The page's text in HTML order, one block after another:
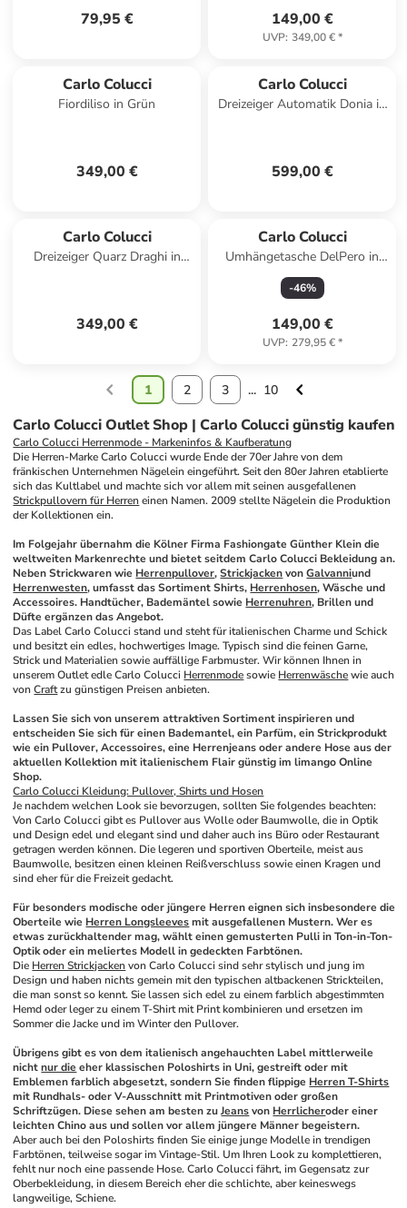
79,95 € 149,00 €
UVP: 349,00 €*
Carlo Colucci
Fiordiliso in Grün
349,00 €
Carlo Colucci
Dreizeiger Automatik Donia in
599,00 €
Carlo Colucci
Dreizeiger Quarz Draghi in
349,00 €
Carlo Colucci
Umhängetasche DelPero in
Schwarz / Creme
-46%
149,00 €
UVP: 279,95 €*
1 2 3 ... 10
Carlo Colucci Outlet Shop | Carlo Colucci günstig kaufen
Carlo Colucci Herrenmode - Markeninfos & Kaufberatung
Die Herren-Marke Carlo Colucci wurde Ende der 70er Jahre von dem
fränkischen Unternehmen Nägelein eingeführt. Seit den 80er Jahren etablierte
Strickpullovern für Herren einen Namen. 2009 stellte Nägelein die Produktion
der Kollektionen ein.
Im Folgejahr übernahm die Kölner Firma Fashiongate Günther Klein die
weltweiten Markenrechte und bietet seitdem Carlo Colucci Bekleidung an.
Neben Strickwaren wie Herrenpullover, Strickjacken von Galvanni
Herrenwesten, umfasst das Sortiment Shirts, Herrenhosen, Wäsche und
Accessoires. Handtücher, Bademäntel sowie Herrenuhren, Brillen und
Düfte ergänzen das Angebot.
Das Label Carlo Colucci stand und steht für italienischen Charme und Schick
und besitzt ein edles, hochwertiges Image. Typisch sind die feinen Garne,
Strick und Materialien sowie auffällige Farbmuster. Wir können Ihnen in
unserem Outlet edle Carlo Colucci Herrenmode sowie Herrenwäsche wie auch
von Craft zu günstigen Preisen anbieten.
Lassen Sie sich von unserem attraktiven Sortiment inspirieren und
entscheiden Sie sich für einen Bademantel, ein Parfüm, ein Strickprodukt
wie ein Pullover, Accessoires, eine Herrenjeans oder andere Hose aus der
aktuellen Kollektion mit italienischem Flair günstig im limango Online
Shop.
Carlo Colucci Kleidung: Pullover, Shirts und Hosen
Je nachdem welchen Look sie bevorzugen, sollten Sie folgendes beachten:
Von Carlo Colucci gibt es Pullover aus Wolle oder Baumwolle, die in Optik
und Design edel und elegant sind und daher auch ins Büro oder Restaurant
getragen werden können. Die legeren und sportiven Oberteile, meist aus
Baumwolle, besitzen einen kleinen Reißverschluss sowie einen Kragen und
sind eher für die Freizeit gedacht.
Für besonders modische oder jüngere Herren eignen sich insbesondere die
Oberteile wie Herren Longsleeves mit ausgefallenen Mustern. Wer es
etwas zurückhaltender mag, wählt einen gemusterten Pulli in Ton-in-Ton-
Optik oder ein meliertes Modell in gedeckten Farbtönen.
Die Herren Strickjacken von Carlo Colucci sind sehr stylisch und jung im
Design und haben nichts gemein mit den typischen altbackenen Strickteilen,
die man sonst so kennt. Sie lassen sich edel zu einem farblich abgestimmten
Hemd oder leger zu einem T-Shirt mit Print kombinieren und ersetzen im
Sommer die Jacke und im Winter den Pullover.
Übrigens gibt es von dem italienisch angehauchten Label mittlerweile
nicht nur die eher klassischen Poloshirts in Uni, gestreift oder mit
Emblemen farblich abgesetzt, sondern Sie finden flippige Herren T-Shirts
mit Rundhals- oder V-Ausschnitt mit Printmotiven oder großen
Schriftzügen. Diese sehen am besten zu Jeans von Herrlicheroder einer
leichten Chino aus und sollen vor allem jüngere Männer begeistern.
Aber auch bei den Poloshirts finden Sie einige junge Modelle in trendigen
Farbtönen, teilweise sogar im Vintage-Stil. Um Ihren Look zu komplettieren,
fehlt nur noch eine passende Hose. Carlo Colucci fährt, im Gegensatz zur
Oberbekleidung, in diesem Bereich eher die schlichte, aber keineswegs
langweilige, Schiene.